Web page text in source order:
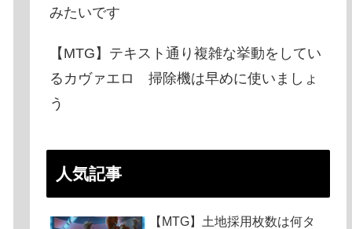
みたいです
【MTG】テキスト通り複雑な挙動をしてい
るカヴァエロ 掃除機は早めに使いましょ
う
人気記事
【MTG】土地採用枚数は何タ